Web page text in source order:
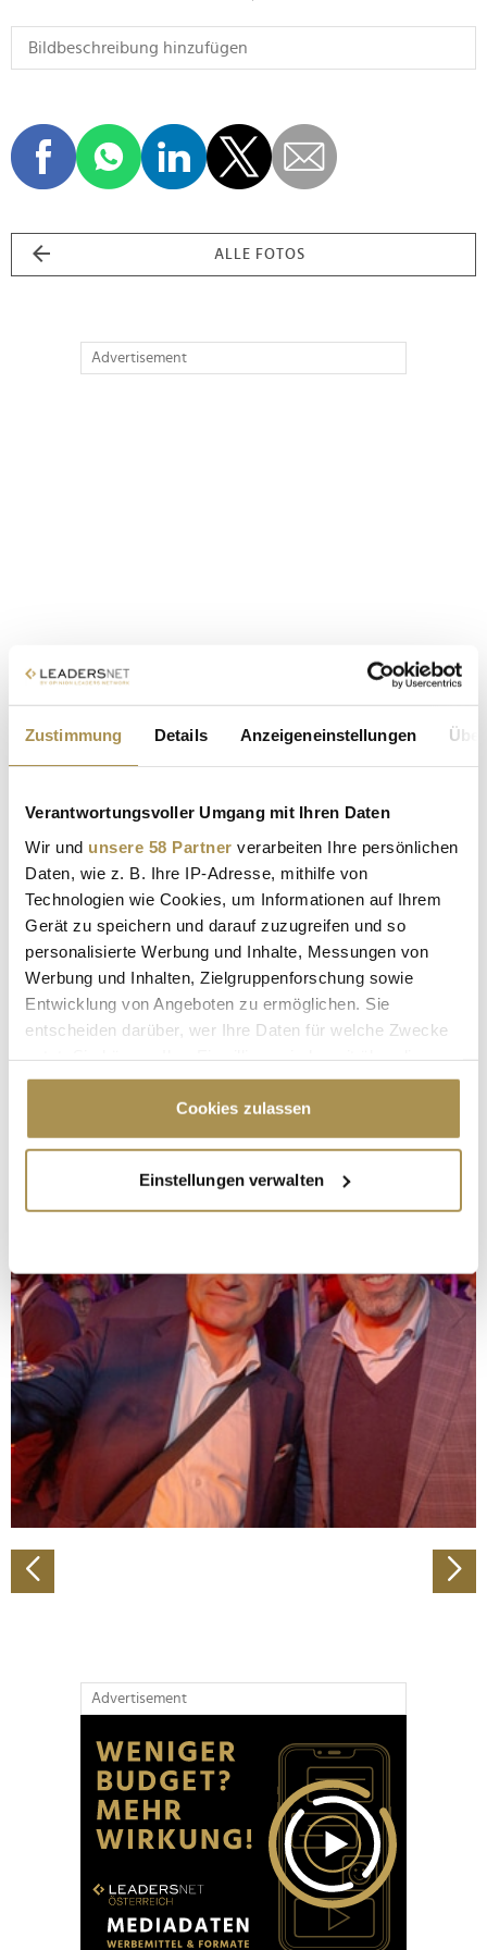
Zustimmung Details Anzeigeneinstellungen
Verantwortungsvoller Umgang mit Ihren Daten
Wir und unsere 58 Partner verarbeiten Ihre persönlichen
Daten, wie z. B. Ihre IP-Adresse, mithilfe von
Technologien wie Cookies, um Informationen auf Ihrem
Gerät zu speichern und darauf zuzugreifen und so
personalisierte Werbung und Inhalte, Messungen von
Werbung und Inhalten, Zielgruppenforschung sowie
Entwicklung von Angeboten zu ermöglichen. Sie
entscheiden darüber, wer Ihre Daten für welche Zwecke
Cookie-Erklärung oder durch Klicken auf das Privacy
Trigger Symbol ändern oder widerrufen
Informationen über Ihre geografische Lage
erfassen, welche bis auf einige Meter genau sein
bestimmten Merkmalen (Fingerprinting) identifizieren
Erfahren Sie mehr darüber, wie Ihre persönlichen Daten
verarbeitet werden, und legen Sie Ihre Präferenzen im
Abschnitt Einzelheiten fest.
Wir verwenden Cookies, um Inhalte und Anzeigen zu
personalisieren, Funktionen für soziale Medien anbieten
zu können und die Zugriffe auf unsere Website zu
analysieren. Außerdem geben wir Informationen zu Ihrer
Verwendung unserer Website an unsere Partner für
soziale Medien, Werbung und Analysen weiter. Unsere
Partner führen diese Informationen möglicherweise mit
Cookies zulassen
Einstellungen verwalten
ALLE FOTOS
Advertisement
Advertisement